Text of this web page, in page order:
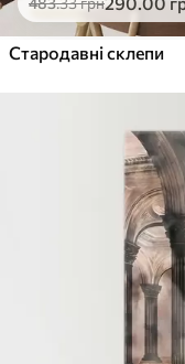
Стародавні склепи